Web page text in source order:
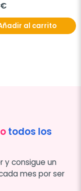
€
al carrito
todos los
y consigue un
mes por ser